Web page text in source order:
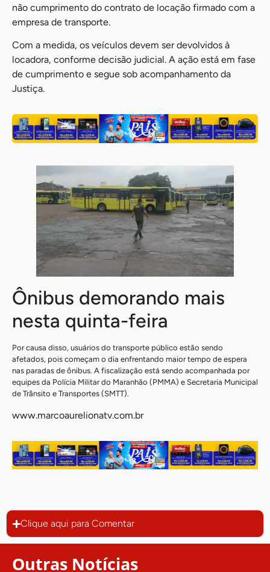
não cumprimento do contrato de locação firmado com a
empresa de transporte.
Com a medida, os veículos devem ser devolvidos à
locadora, conforme decisão judicial. A ação está em fase
de cumprimento e segue sob acompanhamento da
Justiça.
Ônibus demorando mais
nesta quinta-feira
Por causa disso, usuários do transporte público estão sendo
afetados, pois começam o dia enfrentando maior tempo de espera
nas paradas de ônibus. A fiscalização está sendo acompanhada por
equipes da Polícia Militar do Maranhão (PMMA) e Secretaria Municipal
de Trânsito e Transportes (SMTT).
www.marcoaurelionatv.com.br
Clique aqui para Comentar
Outras Notícias